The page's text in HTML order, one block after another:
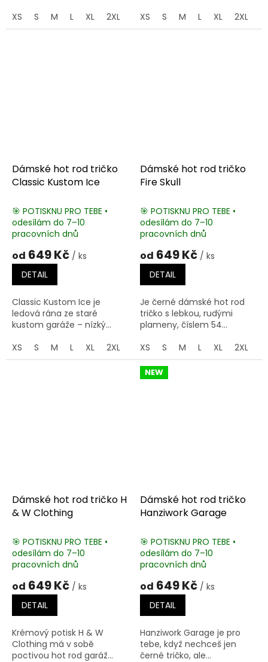
XS S M L XL 2XL 3XL
XS S M L XL 2XL
Dámské hot rod tričko
Classic Kustom Ice
🎯 POTISKNU PRO TEBE •
odesílám do 7–10
pracovních dnů
od 649 Kč / ks
DETAIL
Classic Kustom Ice je
ledová rána ze staré
kustom garáže – nízký...
XS
S M L XL 2XL 3XL
Dámské hot rod tričko
Fire Skull
🎯 POTISKNU PRO TEBE •
odesílám do 7–10
pracovních dnů
od 649 Kč / ks
DETAIL
Je černé dámské hot rod
tričko s lebkou, rudými
plameny, číslem 54...
XS
S M L XL 2XL
Dámské hot rod tričko H
& W Clothing
🎯 POTISKNU PRO TEBE •
odesílám do 7–10
pracovních dnů
od 649 Kč / ks
DETAIL
Krémový potisk H & W
Clothing má v sobě
poctivou hot rod garáž...
NEW
Dámské hot rod tričko
Hanziwork Garage
🎯 POTISKNU PRO TEBE •
odesílám do 7–10
pracovních dnů
od 649 Kč / ks
DETAIL
Hanziwork Garage je pro
tebe, když nechceš jen
černé tričko, ale...